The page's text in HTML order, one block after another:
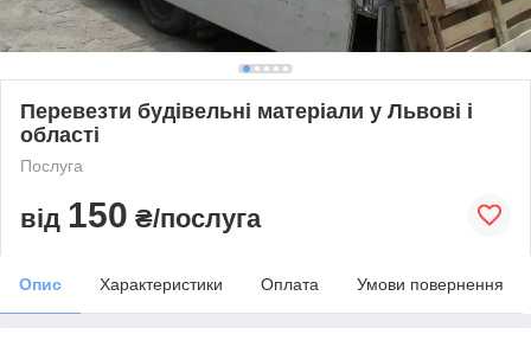
Перевезти будівельні матеріали у Львові і
області
Послуга
від 150 ₴/послуга
Опис Характеристики Оплата Умови повернення